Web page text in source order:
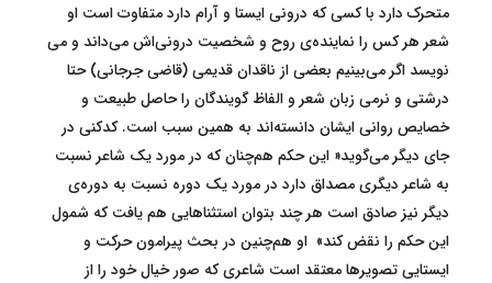
متحرک دارد با کسی که درونی ایستا و آرام دارد متفاوت است او
شعر هر کس را نماینده‌ی روح و شخصیت درونی‌اش می‌داند و می
‌نویسد اگر می‌بینیم بعضی از ناقدان قدیمی (قاضی جرجانی) حتا
درشتی و نرمی زبان شعر و الفاظ گویندگان را حاصل طبیعت و
خصایص روانی ایشان دانسته‌اند به همین سبب است. کدکنی در
جای دیگر می‌گوید« این حکم هم‌چنان که در مورد یک شاعر نسبت
به شاعر دیگری مصداق دارد در مورد یک دوره نسبت به دوره‌ی
دیگر نیز صادق است هر چند بتوان استثناهایی هم یافت که شمول
این حکم را نقض کند» او هم‌چنین در بحث پیرامون حرکت و
ایستایی تصویرها معتقد است شاعری که صور خیال خود را از